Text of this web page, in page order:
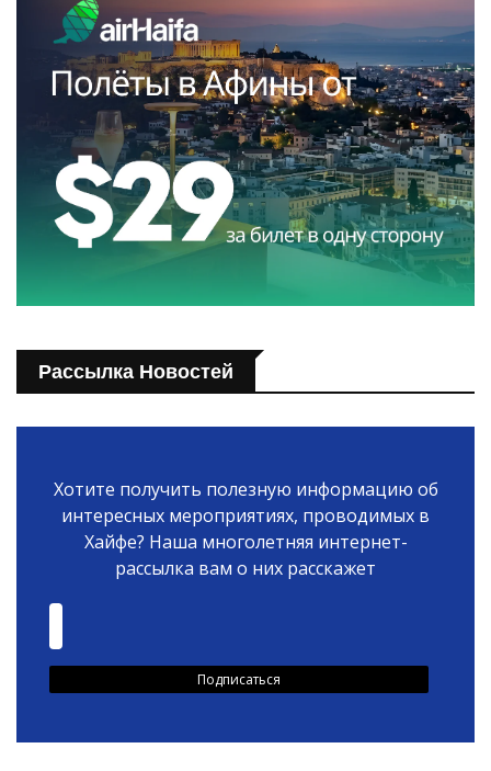
Рассылка Новостей
Хотите получить полезную информацию об
интересных мероприятиях, проводимых в
Хайфе? Наша многолетняя интернет-
рассылка вам о них расскажет